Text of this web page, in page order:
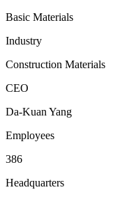
Basic Materials
Industry
Construction Materials
CEO
Da-Kuan Yang
Employees
386
Headquarters